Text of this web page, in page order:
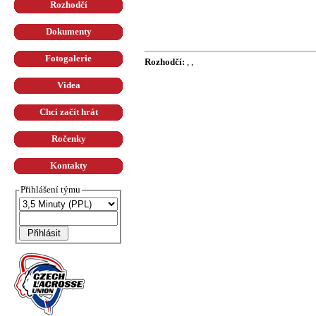
Rozhodčí
Dokumenty
Fotogalerie
Videa
Chci začít hrát
Ročenky
Kontakty
Přihlášení týmu
Rozhodčí: